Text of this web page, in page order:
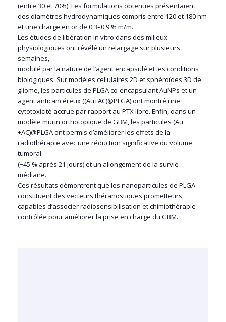
(entre 30 et 70%). Les formulations obtenues présentaient
des diamètres hydrodynamiques compris entre 120 et 180 nm
et une charge en or de 0,3–0,9 % m/m.
Les études de libération in vitro dans des milieux
physiologiques ont révélé un relargage sur plusieurs
semaines,
modulé par la nature de l’agent encapsulé et les conditions
biologiques. Sur modèles cellulaires 2D et sphéroïdes 3D de
gliome, les particules de PLGA co-encapsulant AuNPs et un
agent anticancéreux ((Au+AC)@PLGA) ont montré une
cytotoxicité accrue par rapport au PTX libre. Enfin, dans un
modèle murin orthotopique de GBM, les particules (Au
+AC)@PLGA ont permis d’améliorer les effets de la
radiothérapie avec une réduction significative du volume
tumoral
(−45 % après 21 jours) et un allongement de la survie
médiane.
Ces résultats démontrent que les nanoparticules de PLGA
constituent des vecteurs théranostiques prometteurs,
capables d’associer radiosensibilisation et chimiothérapie
contrôlée pour améliorer la prise en charge du GBM.